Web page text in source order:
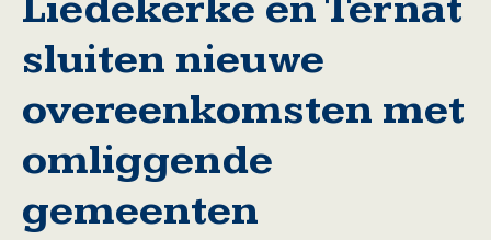
sluiten nieuwe
overeenkomsten met
omliggende
gemeenten